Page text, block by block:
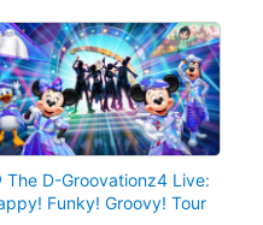
The D-Groovationz4 Live:
Funky! Groovy! Tour